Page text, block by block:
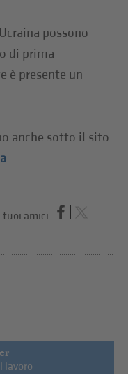
possono
di prima
è presente un
anche sotto il sito
tuoi amici.
lavoro